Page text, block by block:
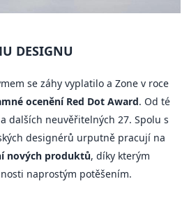
DESIGNU
se záhy vyplatilo a Zone v roce
ocenění Red Dot Award. Od té
dalších neuvěřitelných 27. Spolu s
designérů urputně pracují na
nových produktů, díky kterým
naprostým potěšením.